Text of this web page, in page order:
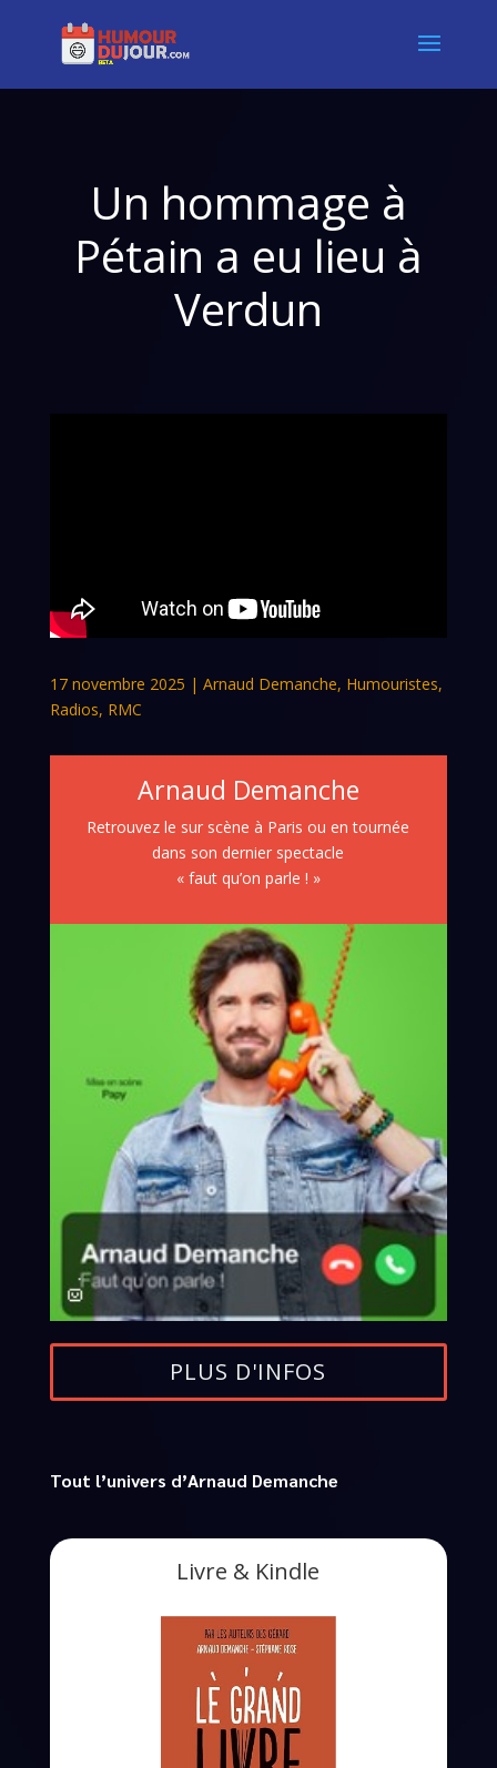
Un hommage à
Pétain a eu lieu à
Verdun
17 novembre 2025 | Arnaud Demanche, Humouristes,
Radios, RMC
Arnaud Demanche
Retrouvez le sur scène à Paris ou en tournée
dans son dernier spectacle
« faut qu’on parle ! »
PLUS D'INFOS
Tout l’univers d’Arnaud Demanche
Livre & Kindle